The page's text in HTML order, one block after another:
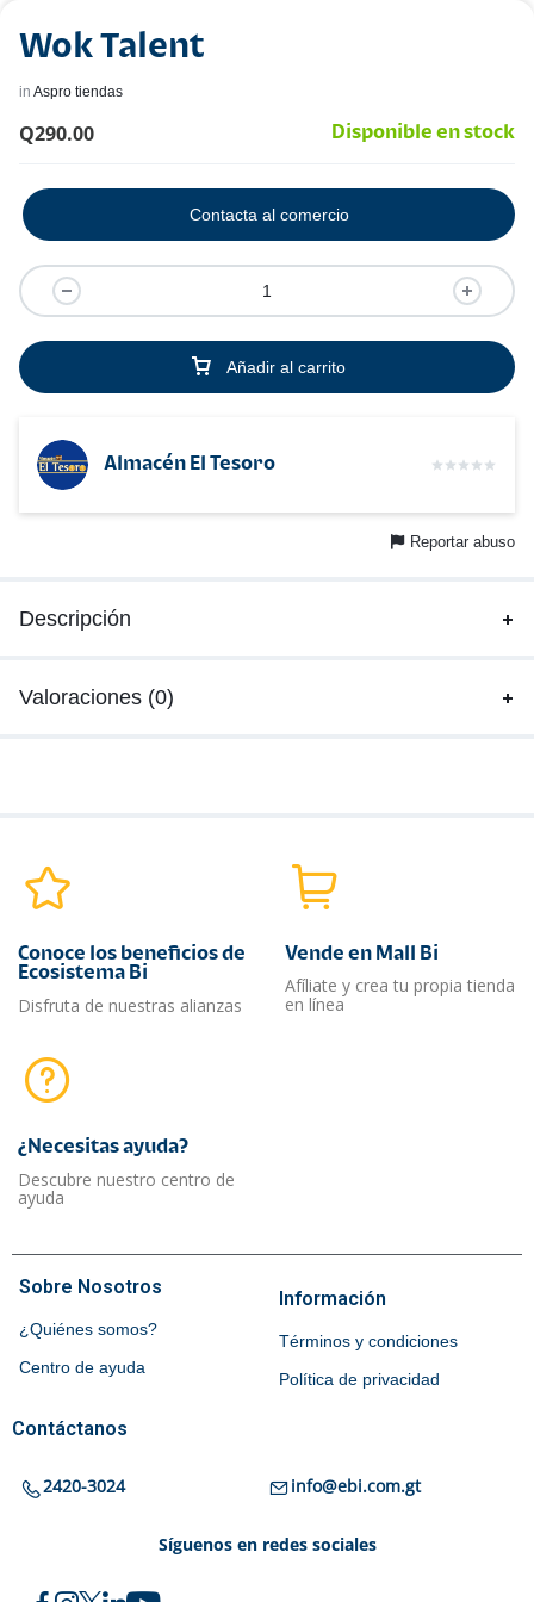
Wok Talent
in Aspro tiendas
Q290.00 Disponible en stock
Añadir al carrito
Contacta al comercio
Almacén El Tesoro
Reportar abuso
Descripción
Valoraciones (0)
Conoce los beneficios de
Ecosistema Bi
Disfruta de nuestras alianzas
Vende en Mall Bi
Afíliate y crea tu propia tienda
en línea
¿Necesitas ayuda?​
Descubre nuestro centro de
ayuda
Sobre Nosotros
¿Quiénes somos?
Centro de ayuda
Información
Términos y condiciones
Política de privacidad
Contáctanos
2420-3024 info@ebi.com.gt
Síguenos en redes sociales